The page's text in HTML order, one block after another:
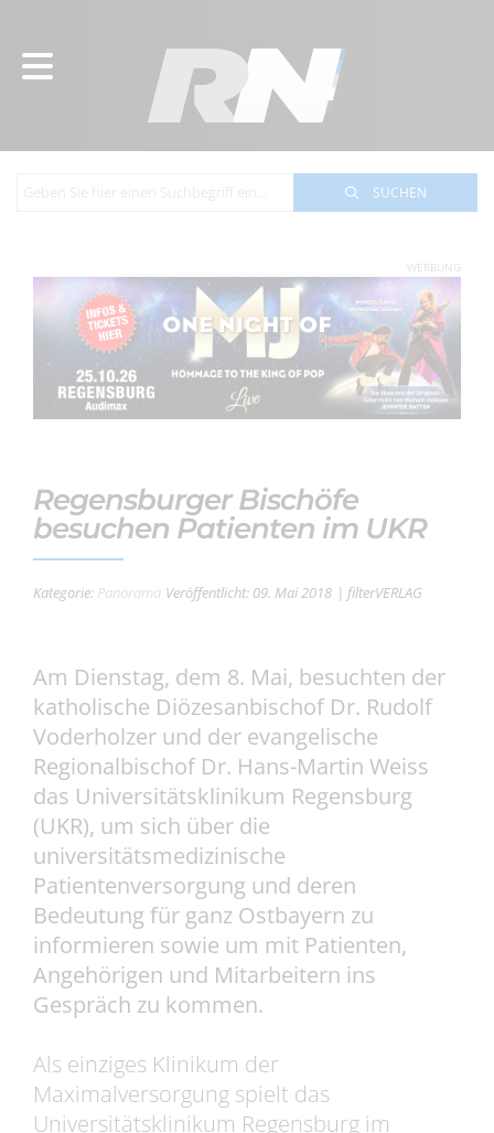
SUCHEN
WERBUNG
Regensburger Bischöfe
besuchen Patienten im UKR
Kategorie: Panorama Veröffentlicht: 09. Mai 2018 | filterVERLAG
Am Dienstag, dem 8. Mai, besuchten der
katholische Diözesanbischof Dr. Rudolf
Voderholzer und der evangelische
Regionalbischof Dr. Hans-Martin Weiss
das Universitätsklinikum Regensburg
(UKR), um sich über die
universitätsmedizinische
Patientenversorgung und deren
Bedeutung für ganz Ostbayern zu
informieren sowie um mit Patienten,
Angehörigen und Mitarbeitern ins
Gespräch zu kommen.
Als einziges Klinikum der
Maximalversorgung spielt das
Universitätsklinikum Regensburg im